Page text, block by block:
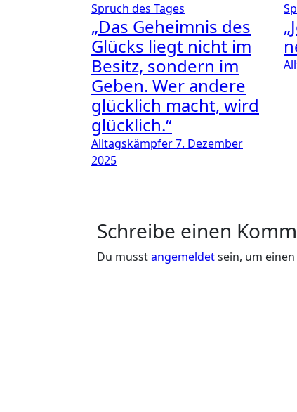
Spruch des Tages
„Das Geheimnis des
Glücks liegt nicht im
Besitz, sondern im
Geben. Wer andere
glücklich macht, wird
glücklich.“
Alltagskämpfer7. Dezember
2025
Schreibe einen
Du musstangemeldetsein, um